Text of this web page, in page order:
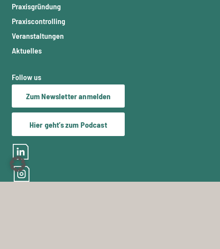
Praxisgründung
Praxiscontrolling
Veranstaltungen
Aktuelles
Follow us
Zum Newsletter anmelden
Hier geht’s zum Podcast